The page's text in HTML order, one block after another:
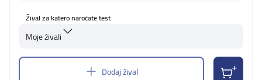
Žival za katero naročate test
Moje živali
Dodaj žival